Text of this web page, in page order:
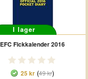
I lager
EFC Fickkalender 2016
25 kr(49 kr)